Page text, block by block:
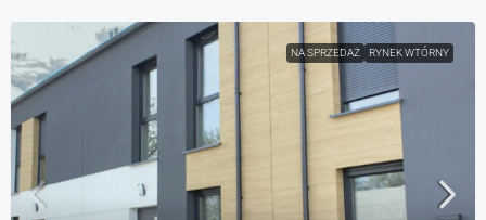
NA SPRZEDAŻ RYNEK WTÓRNY